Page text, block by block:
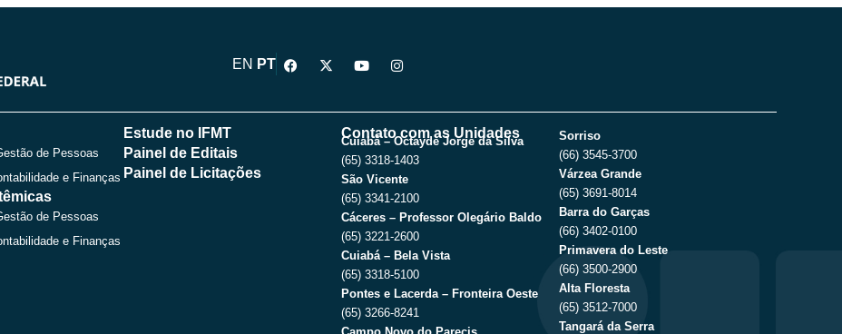
EN PT
F
a
b
X
-
i
Y
o
u
b
e
I
n
a
g
r
a
m
de Pessoas
e Finanças
de Pessoas
e Finanças
Estude no IFMT
Painel de Editais
Painel de Licitações
Contato com as Unidades
Cuiabá – Octayde Jorge da Silva
(65) 3318-1403
São Vicente
(65) 3341-2100
Cáceres – Professor Olegário Baldo
(65) 3221-2600
Cuiabá – Bela Vista
(65) 3318-5100
Pontes e Lacerda – Fronteira Oeste
(65) 3266-8241
Sorriso
(66) 3545-3700
Várzea Grande
(65) 3691-8014
Barra do Garças
(66) 3402-0100
Primavera do Leste
(66) 3500-2900
Alta Floresta
(65) 3512-7000
Tangará da Serra